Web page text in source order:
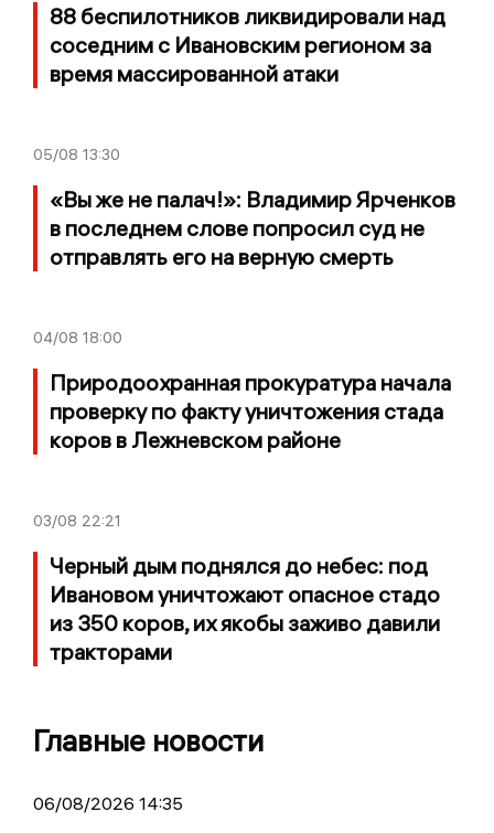
88 беспилотников ликвидировали над
соседним с Ивановским регионом за
время массированной атаки
05/08 13:30
«Вы же не палач!»: Владимир Ярченков
в последнем слове попросил суд не
отправлять его на верную смерть
04/08 18:00
Природоохранная прокуратура начала
проверку по факту уничтожения стада
коров в Лежневском районе
03/08 22:21
Черный дым поднялся до небес: под
Ивановом уничтожают опасное стадо
из 350 коров, их якобы заживо давили
тракторами
Главные новости
06/08/2026 14:35